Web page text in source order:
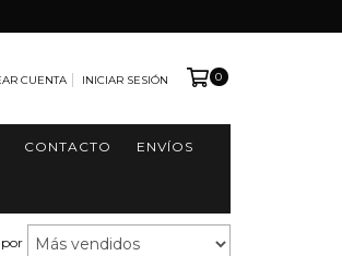
CUENTA INICIAR SESIÓN 0
CONTACTO ENVÍOS